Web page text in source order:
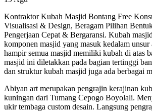
Kontraktor Kubah Masjid Bontang Free
Visualisasi & Design, Beragam Pilihan
Pengerjaan Cepat & Bergaransi. Kubah
komponen masjid yang masuk kedalam unsur
hampir semua masjid memiliki kubah di atas
masjid ini diletakkan pada bagian tertinggi
dan struktur kubah masjid juga ada berbagai
Abiyan art merupakan pengrajin kerajinan
kuningan dari Tumang Cepogo Boyolali.
ukir tembaga custom desain. Langsung